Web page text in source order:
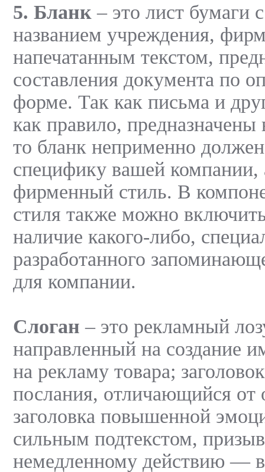
5. Бланк – это лист бумаги
названием учреждения,
напечатанным текстом,
составления документа по
форме. Так как письма и
как правило, предназначены
то бланк неприменно
специфику вашей компании,
фирменный стиль. В
стиля также можно
наличие какого-либо,
разработанного
для компании.
Слоган – это рекламный
направленный на создание
на рекламу товара;
послания, отличающийся от
заголовка повышенной
сильным подтекстом,
немедленному действию —